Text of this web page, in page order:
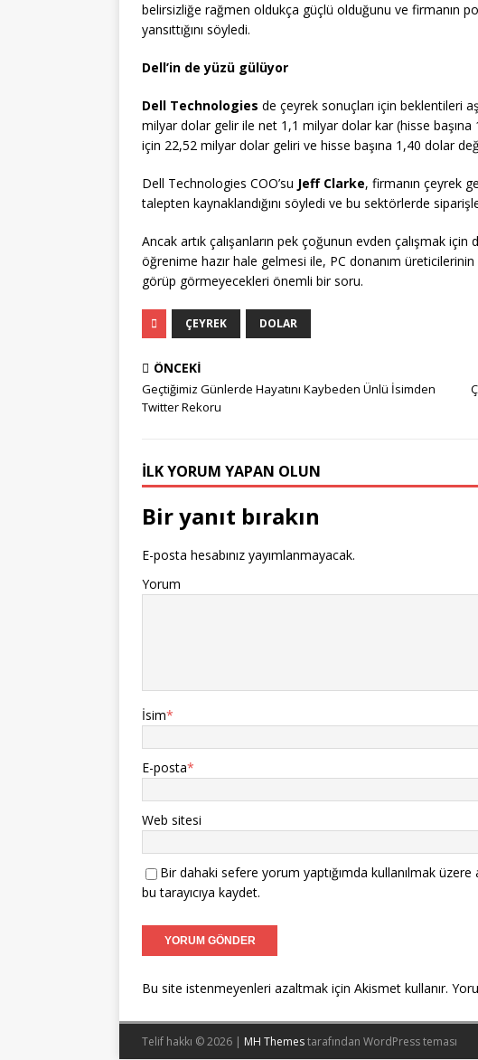
belirsizliğe rağmen oldukça güçlü olduğunu ve firmanın
yansıttığını söyledi.
Dell’in de yüzü gülüyor
Dell Technologies de çeyrek sonuçları için beklentileri
milyar dolar gelir ile net 1,1 milyar dolar kar (hisse
için 22,52 milyar dolar geliri ve hisse başına 1,40 dolar
Dell Technologies COO’su Jeff Clarke, firmanın çeyrek
talepten kaynaklandığını söyledi ve bu sektörlerde
Ancak artık çalışanların pek çoğunun evden çalışmak
öğrenime hazır hale gelmesi ile, PC donanım
görüp görmeyecekleri önemli bir soru.
ÇEYREK DOLAR
ÖNCEKI
Geçtiğimiz Günlerde Hayatını Kaybeden Ünlü İsimden
Twitter Rekoru
İLK YORUM YAPAN OLUN
Bir yanıt bırakın
E-posta hesabınız yayımlanmayacak.
Yorum
İsim*
E-posta*
Web sitesi
Bir dahaki sefere yorum yaptığımda kullanılmak
bu tarayıcıya kaydet.
Bu site istenmeyenleri azaltmak için Akismet kullanır.
Telif hakkı © 2026 | MH Themestarafından WordPress teması